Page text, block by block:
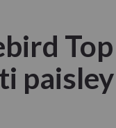
paisley